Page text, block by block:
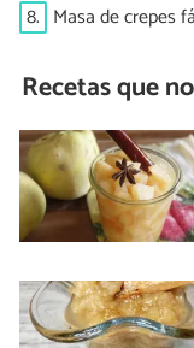
8. Masa de crepes
Recetas que